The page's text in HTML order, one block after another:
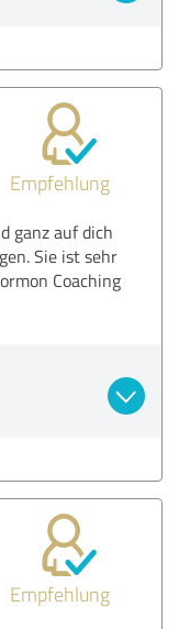
Empfehlung
ganz auf dich
Sie ist sehr
Coaching
Empfehlung